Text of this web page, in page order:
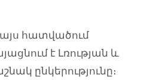
հատվածում
է Լռության և
ընկերությունը։